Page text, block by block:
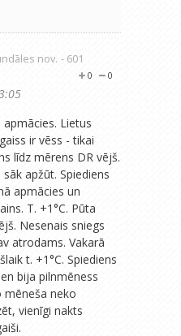
nov. - 601
0
0
apmācies. Lietus
ir vēss - tikai
līdz mērens DR vējš.
apžūt. Spiediens
apmācies un
T. +1°C. Pūta
Nesenais sniegs
atrodams. Vakarā
t. +1°C. Spiediens
bija pilnmēness
mēneša neko
vienīgi nakts